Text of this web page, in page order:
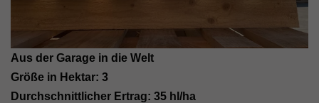
Aus der Garage in die Welt
Größe in Hektar: 3
Durchschnittlicher Ertrag: 35 hl/ha